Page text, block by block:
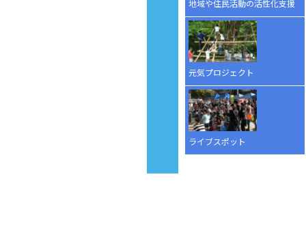
地域や住民活動の活性化支援
元気プロジェクト
ライブスポット